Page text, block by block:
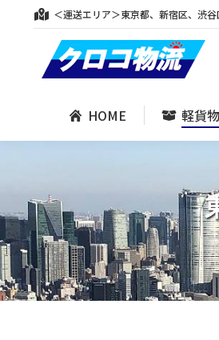
＜運送エリア＞東京都、新宿区、渋
HOME 軽貨
HOME 軽貨